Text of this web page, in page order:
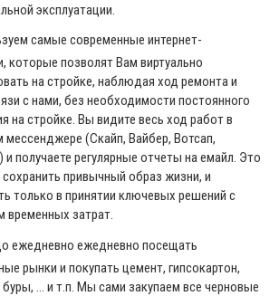
эксплуатации.
самые современные интернет-
которые позволят Вам виртуально
на стройке, наблюдая ход ремонта и
с нами, без необходимости постоянного
на стройке. Вы видите весь ход работ в
мессенджере (Скайп, Вайбер, Вотсап,
и получаете регулярные отчеты на емайл. Это
привычный образ жизни, и
только в принятии ключевых решений с
временных затрат.
ежедневно ежедневно посещать
рынки и покупать цемент, гипсокартон,
… и т.п. Мы сами закупаем все черновые